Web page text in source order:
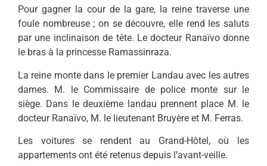
Pour gagner la cour de la gare, la reine traverse une
foule nombreuse ; on se découvre, elle rend les saluts
par une inclinaison de tête. Le docteur Ranaïvo donne
le bras à la princesse Ramassinraza.
La reine monte dans le premier Landau avec les autres
dames. M. le Commissaire de police monte sur le
siège. Dans le deuxième landau prennent place M. le
docteur Ranaïvo, M. le lieutenant Bruyère et M. Ferras.
Les voitures se rendent au Grand-Hôtel, où les
appartements ont été retenus depuis l’avant-veille.